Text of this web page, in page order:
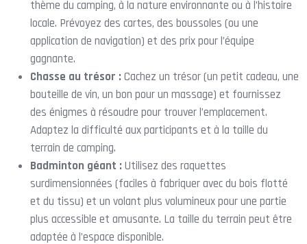
thème du camping, à la nature environnante ou à l’histoire
locale. Prévoyez des cartes, des boussoles (ou une
application de navigation) et des prix pour l’équipe
gagnante.
Chasse au trésor : Cachez un trésor (un petit cadeau, une
bouteille de vin, un bon pour un massage) et fournissez
des énigmes à résoudre pour trouver l’emplacement.
Adaptez la difficulté aux participants et à la taille du
terrain de camping.
Badminton géant : Utilisez des raquettes
surdimensionnées (faciles à fabriquer avec du bois flotté
et du tissu) et un volant plus volumineux pour une partie
plus accessible et amusante. La taille du terrain peut être
adaptée à l’espace disponible.